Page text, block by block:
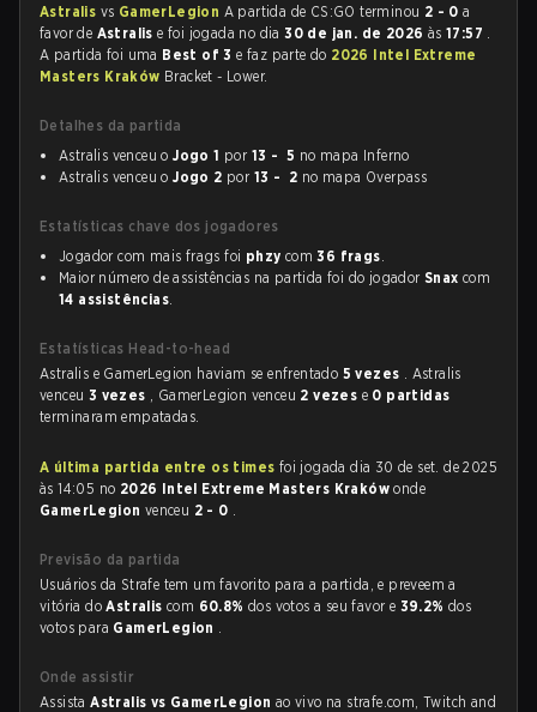
Astralis vs GamerLegion A partida de CS:GO terminou 2 - 0 a
favor de Astralise foi jogada no dia30 de jan. de 2026 às17:57 .
A partida foi uma Best of 3e faz parte do 2026 Intel Extreme
Masters Kraków Bracket - Lower.
Detalhes da partida
Astralis venceu oJogo 1 por 13 - 5 no mapa Inferno
Astralis venceu oJogo 2 por 13 - 2 no mapa Overpass
Estatísticas chave dos jogadores
Jogador com mais frags foi phzy com36 frags.
Maior número de assistências na partida foi do jogador Snax com
14 assistências.
Estatísticas Head-to-head
Astralis e GamerLegion haviam se enfrentado 5 vezes . Astralis
venceu 3 vezes , GamerLegion venceu 2 vezes e 0 partidas
terminaram empatadas.
A última partida entre os times foi jogada dia 30 de set. de 2025
às 14:05 no 2026 Intel Extreme Masters Krakówonde
GamerLegion venceu 2 - 0 .
Previsão da partida
Usuários da Strafe tem um favorito para a partida, e preveem a
vitória doAstraliscom 60.8%dos votos a seu favor e 39.2%dos
votos para GamerLegion .
Onde assistir
AssistaAstralis vs GamerLegion ao vivo na strafe.com, Twitch and